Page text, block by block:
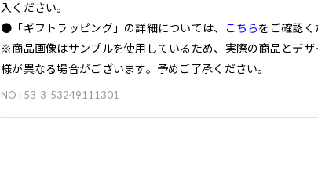
入ください。
●「ギフトラッピング」の詳細については、
こちらをご確認く
※商品画像はサンプルを使用しているため、実際の商品とデ
様が異なる場合がございます。予めご了承ください。
NO : 53_3_53249111301